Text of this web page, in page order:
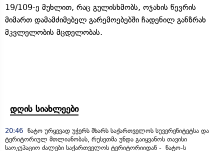
19/109-ე მუხლით, რაც გულისხმობს, ოჯახის წევრის
მიმართ დამამძიმებელ გარემოებებში ჩადენილ განზრახ
მკვლელობის მცდელობას.
დღის სიახლეები
20:46 ნატო ურყევად უჭერს მხარს საქართველოს სუვერენიტეტსა და
ტერიტორიულ მთლიანობას, რუსეთმა უნდა გაიყვანოს თავისი
საოკუპაციო ძალები საქართველოს ტერიტორიიდან - ნატო-ს